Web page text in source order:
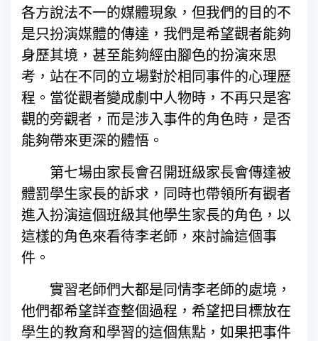
各方說法不一的媒體現象，但我們的目的不
是只扮演媒體的傳達，我們是希望觀者能夠
身歷其境，甚至能夠經由腳色的扮演來思
考，站在不同的立場對於相同事件的心理歷
程。當從觀者變成劇中人物時，不再只是客
觀的旁觀者，而是涉入事件的角色時，是否
能夠帶來更深的體悟。
第七場由家長會召開班級家長會傳達被
體罰學生家長的訴求，同時也帶領所有觀者
進入扮演這個班級其他學生家長的角色，以
這樣的角色來看待李老師，來討論這個事
件。
實習老師們大都是同情李老師的處境，
他們都希望詳查整個過程，希望把目標放在
學生的教育和學習的這個焦點，如果把事件